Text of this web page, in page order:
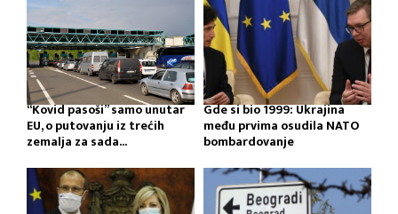
“Kovid pasoši” samo unutar
EU, o putovanju iz trećih
zemalja za sada...
Gde si bio 1999: Ukrajina
među prvima osudila NATO
bombardovanje